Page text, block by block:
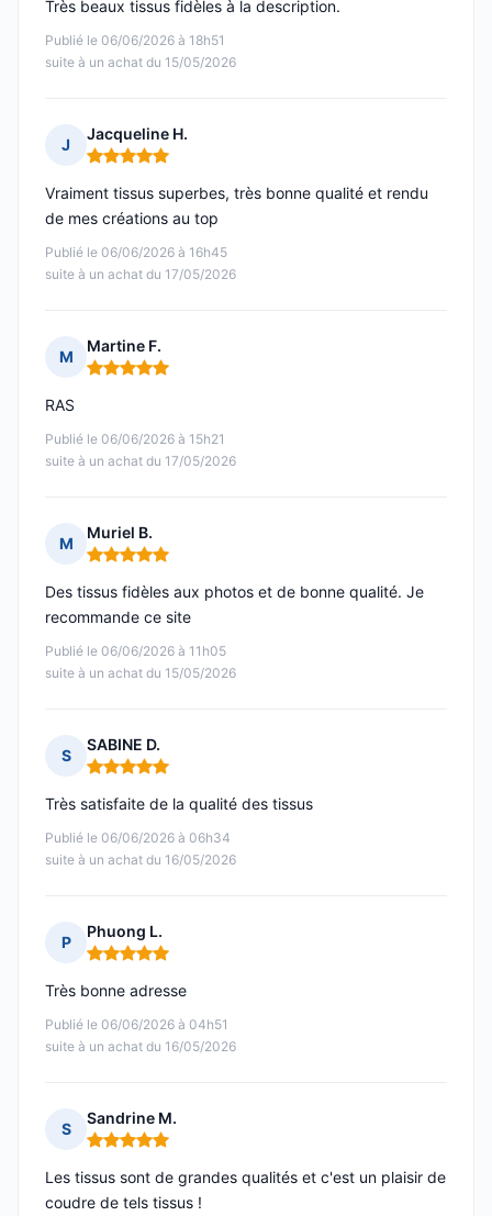
Publié le 06/06/2026 à 18h51
suite à un achat du 15/05/2026
Très beaux tissus fidèles à la description.
J
Jacqueline H.
Note : 5 sur 5
Publié le 06/06/2026 à 16h45
suite à un achat du 17/05/2026
Vraiment tissus superbes, très bonne qualité et rendu
de mes créations au top
M
Martine F.
Note : 5 sur 5
Publié le 06/06/2026 à 15h21
suite à un achat du 17/05/2026
RAS
M
Muriel B.
Note : 5 sur 5
Publié le 06/06/2026 à 11h05
suite à un achat du 15/05/2026
Des tissus fidèles aux photos et de bonne qualité. Je
recommande ce site
S
SABINE D.
Note : 5 sur 5
Publié le 06/06/2026 à 06h34
suite à un achat du 16/05/2026
Très satisfaite de la qualité des tissus
P
Phuong L.
Note : 5 sur 5
Publié le 06/06/2026 à 04h51
suite à un achat du 16/05/2026
Très bonne adresse
S
Sandrine M.
Note : 5 sur 5
Les tissus sont de grandes qualités et c'est un plaisir de
coudre de tels tissus !